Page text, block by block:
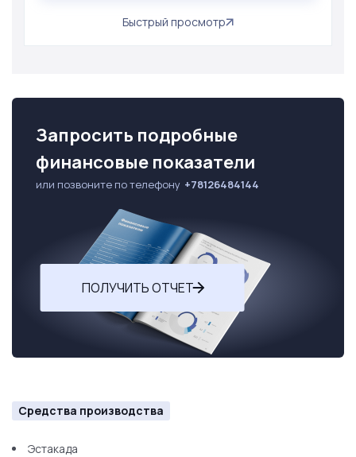
Быстрый просмотр
Запросить подробные
финансовые показатели
или позвоните по телефону +78126484144
ПОЛУЧИТЬ ОТЧЕТ
Средства производства
Эстакада